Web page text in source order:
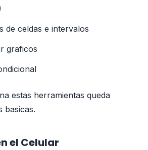
de celdas e intervalos
graficos
estas herramientas queda
basicas.
el Celular